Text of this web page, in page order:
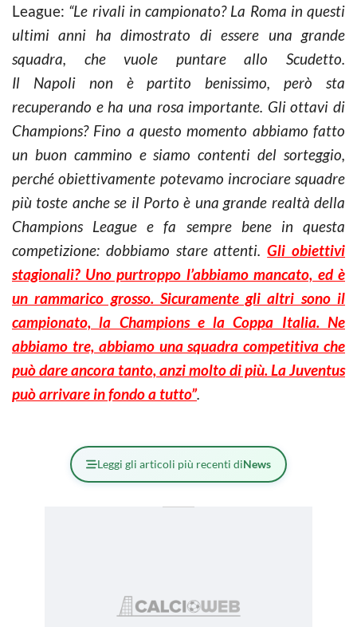
League: “Le rivali in campionato? La Roma in questi
ultimi anni ha dimostrato di essere una grande
squadra, che vuole puntare allo Scudetto.
Il Napoli non è partito benissimo, però sta
recuperando e ha una rosa importante. Gli ottavi di
Champions? Fino a questo momento abbiamo fatto
un buon cammino e siamo contenti del sorteggio,
perché obiettivamente potevamo incrociare squadre
più toste anche se il Porto è una grande realtà della
Champions League e fa sempre bene in questa
competizione: dobbiamo stare attenti.Gli obiettivi
stagionali? Uno purtroppo l’abbiamo mancato, ed è
un rammarico grosso. Sicuramente gli altri sono il
campionato, la Champions e la Coppa Italia. Ne
abbiamo tre, abbiamo una squadra competitiva che
può dare ancora tanto, anzi molto di più. La Juventus
può arrivare in fondo a tutto”.
Leggi gli articoli più recenti diNews